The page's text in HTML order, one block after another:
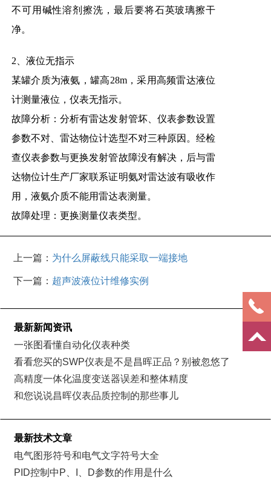
不可用碱性溶剂擦洗，最后要将石英玻璃擦干
净。
2、液位无指示
某罐介质为液氨，罐高28m，采用高频雷达液位
计测量液位，仪表无指示。
故障分析：分析有雷达发射管坏、仪表参数设置
参数不对、雷达物位计选型不对三种原因。经检
查仪表参数与更换发射管故障没有解决，后与雷
达物位计生产厂家联系证明氨对雷达波有吸收作
用，液氨介质不能用雷达表测量。
故障处理：更换测量仪表类型。
上一篇： 为什么屏蔽线只能采取一端接地
下一篇： 超声波液位计维修实例
最新新闻资讯
一张图看懂自动化仪表种类
看看您买的SWP仪表是不是昌晖正品？别被忽悠了
高精度一体化温度变送器误差和整体精度
和您说说昌晖仪表品质控制的那些事儿
最新技术文章
电气图形符号和电气文字符号大全
PID控制中P、I、D参数的作用是什么